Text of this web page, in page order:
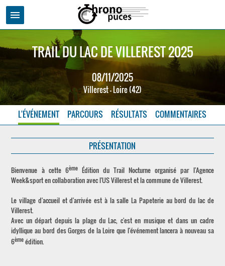
menu
TRAIL DU LAC DE VILLEREST 2025
08/11/2025
Villerest - Loire (42)
L'ÉVÉNEMENT PARCOURS RÉSULTATS COMMENTAIRES
PRÉSENTATION
Bienvenue à cette 6èmeÉdition du Trail Nocturne organisé par l'Agence
Week&sport en collaboration avec l'US Villerest et la commune de Villerest.
Le village d'accueil et d'arrivée est à la salle La Papeterie au bord du lac de
Villerest.
Avec un départ depuis la plage du Lac, c'est en musique et dans un cadre
idyllique au bord des Gorges de la Loire que l'événement lancera à nouveau sa
6èmeédition.